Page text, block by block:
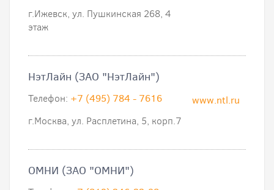
г.Ижевск, ул. Пyшкинская 268, 4
этаж
НэтЛайн (ЗАО "НэтЛайн")
www.ntl.ru
Телефон: +7 (495) 784 - 7616
г.Москва, ул. Расплетина, 5, корп.7
ОМНИ (ЗАО "ОМНИ")